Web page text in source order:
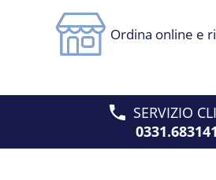
Ordina online e
SERVIZIO
0331.683141